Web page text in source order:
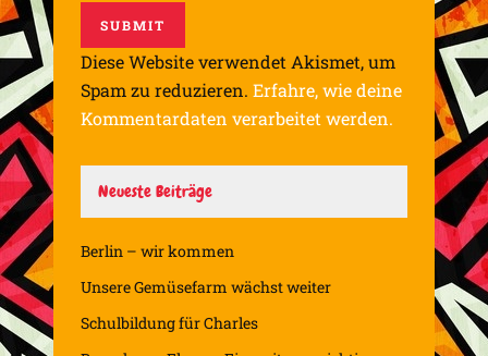
Diese Website verwendet Akismet, um
Spam zu reduzieren. Erfahre, wie deine
Kommentardaten verarbeitet werden.
Neueste Beiträge
Berlin – wir kommen
Unsere Gemüsefarm wächst weiter
Schulbildung für Charles